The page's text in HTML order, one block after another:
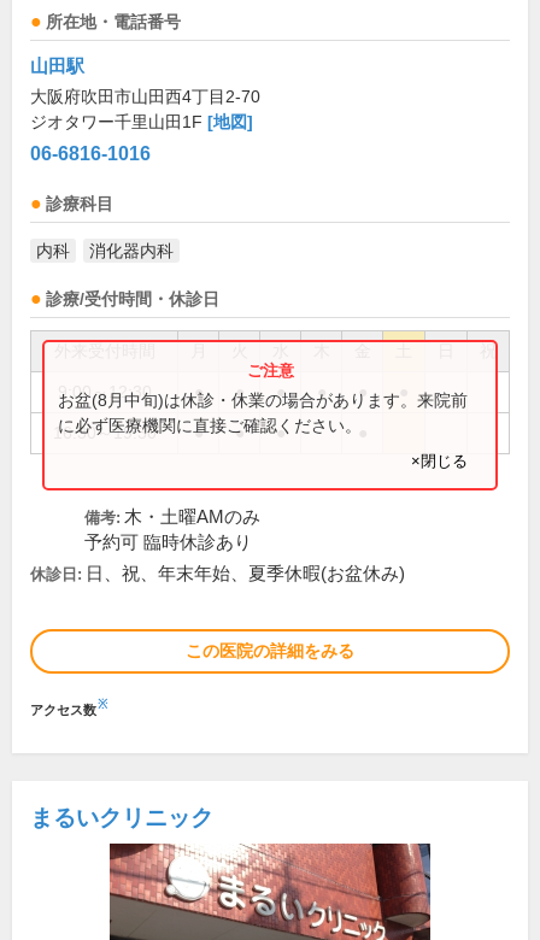
所在地・電話番号
山田駅
大阪府吹田市山田西4丁目2-70
ジオタワー千里山田1F [地図]
06-6816-1016
診療科目
内科 消化器内科
診療/受付時間・休診日
祝
9:00～12:30 ● ● ● ● ●
16:30～19:30 ● ● ●
お盆(8月中旬)は休診・休業の場合があります。来院前
に必ず医療機関に直接ご確認ください。
×閉じる
備考: 木・土曜AMのみ
予約可 臨時休診あり
休診日: 日、祝、年末年始、夏季休暇(お盆休み)
この医院の詳細をみる
アクセス数※
まるいクリニック